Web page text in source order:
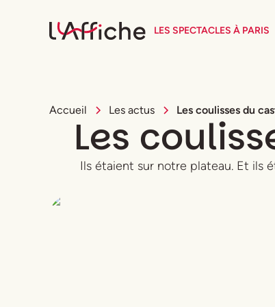
LES SPECTACLES À PARIS
Accueil Les actus Les coulisses du
Les
Ils étaient sur notre plateau. Et ils